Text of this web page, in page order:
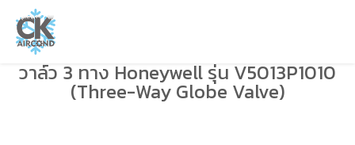
วาล์ว 3 ทาง Honeywell รุ่น V5013P1010
(Three-Way Globe Valve)